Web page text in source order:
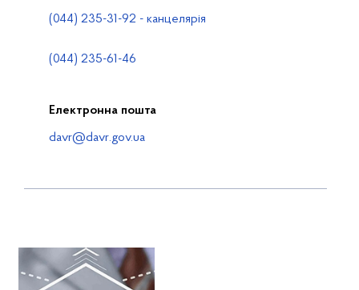
(044) 235-31-92 - канцелярія
(044) 235-61-46
Електронна пошта
davr@davr.gov.ua